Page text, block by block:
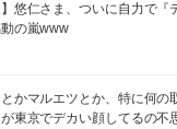
】悠仁さま、ついに自力で『
の嵐www
かマルエツとか、特に何の
東京でデカい顔してるの不